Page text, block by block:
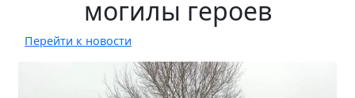
могилы героев
Перейти к новости